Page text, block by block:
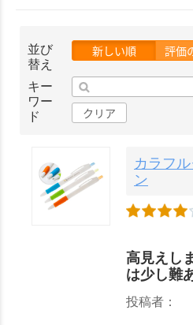
並び
替え
新しい順 評価
キー
ワー
ド
クリア
カラフ
ン
高見えし
は少し難
投稿者：